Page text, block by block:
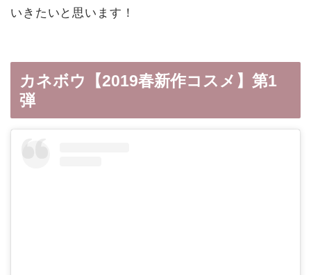
いきたいと思います！
カネボウ【2019春新作コスメ】第1
弾